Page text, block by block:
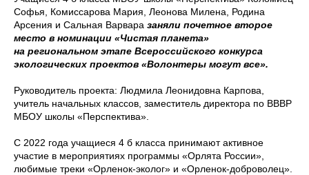
Софья, Комиссарова Мария, Леонова Милена, Родина
Арсения и Сальная Варвара заняли почетное второе
место в номинации «Чистая планета»
на региональном этапе Всероссийского конкурса
экологических проектов «Волонтеры могут все».
Руководитель проекта: Людмила Леонидовна Карпова,
учитель начальных классов, заместитель директора по ВВВР
МБОУ школы «Перспектива».
С 2022 года учащиеся 4 б класса принимают активное
участие в мероприятиях программы «Орлята России»,
любимые треки «Орленок-эколог» и «Орленок-доброволец».